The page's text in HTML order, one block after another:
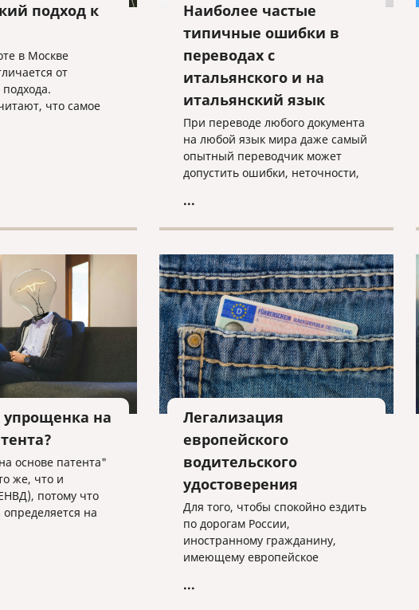
подход к
в Москве
от
подхода.
что самое
в одном
Наиболее частые
типичные ошибки в
переводах с
итальянского и на
итальянский язык
При переводе любого документа
на любой язык мира даже самый
опытный переводчик может
допустить ошибки, неточности,
поэтому, помимо
переводов, который дорожит
своей репутацией, должен быть
подвергнут последующей
проверке со стороны редактора.
...
упрощенка на
основе патента"
же, что и
потому что
на
которого
Легализация
европейского
водительского
удостоверения
Для того, чтобы спокойно ездить
по дорогам России,
иностранному гражданину,
имеющему европейское
необходимо всего лишь сделать
...